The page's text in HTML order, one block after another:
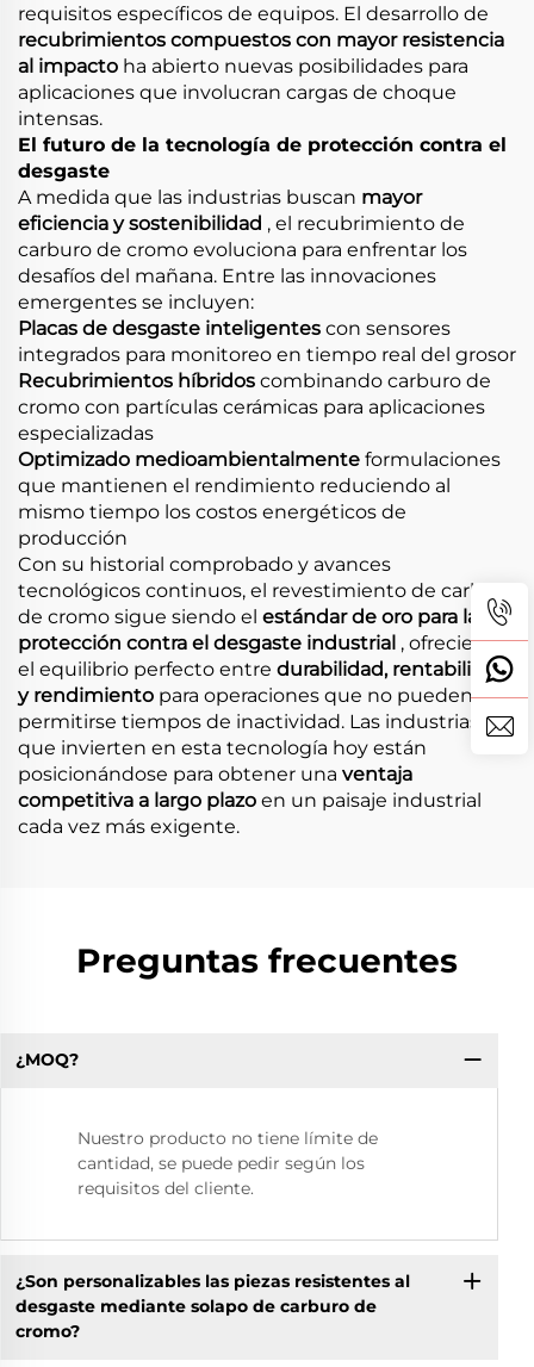
requisitos específicos de equipos. El desarrollo de
recubrimientos compuestos con mayor resistencia
al impacto ha abierto nuevas posibilidades para
aplicaciones que involucran cargas de choque
intensas.
El futuro de la tecnología de protección contra el
desgaste
A medida que las industrias buscan mayor
eficiencia y sostenibilidad , el recubrimiento de
carburo de cromo evoluciona para enfrentar los
desafíos del mañana. Entre las innovaciones
emergentes se incluyen:
Placas de desgaste inteligentes con sensores
integrados para monitoreo en tiempo real del grosor
Recubrimientos híbridos combinando carburo de
cromo con partículas cerámicas para aplicaciones
especializadas
Optimizado medioambientalmente formulaciones
que mantienen el rendimiento reduciendo al
mismo tiempo los costos energéticos de
producción
Con su historial comprobado y avances
tecnológicos continuos, el revestimiento de carburo
de cromo sigue siendo el estándar de oro para la
protección contra el desgaste industrial , ofreciendo
el equilibrio perfecto entre durabilidad, rentabilidad
y rendimiento para operaciones que no pueden
permitirse tiempos de inactividad. Las industrias
que invierten en esta tecnología hoy están
posicionándose para obtener una ventaja
competitiva a largo plazo en un paisaje industrial
cada vez más exigente.
Preguntas frecuentes
¿MOQ?
Nuestro producto no tiene límite de
cantidad, se puede pedir según los
requisitos del cliente.
¿Son personalizables las piezas resistentes al
desgaste mediante solapo de carburo de
cromo?